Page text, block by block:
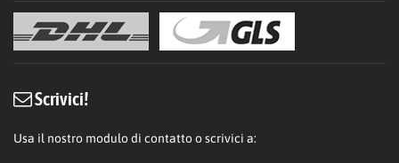
Scrivici!
Usa il nostro modulo di contatto o scrivici a: